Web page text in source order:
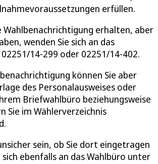
erfüllen.
Wahlbenachrichtigung erhalten, aber
wenden Sie sich an das
14-299 oder 02251/14-402.
können Sie aber
des Personalausweises oder
Briefwahlbüro beziehungsweise
Sie im Wählerverzeichnis
sein, ob Sie dort eingetragen
sich ebenfalls an das Wahlbüro unter